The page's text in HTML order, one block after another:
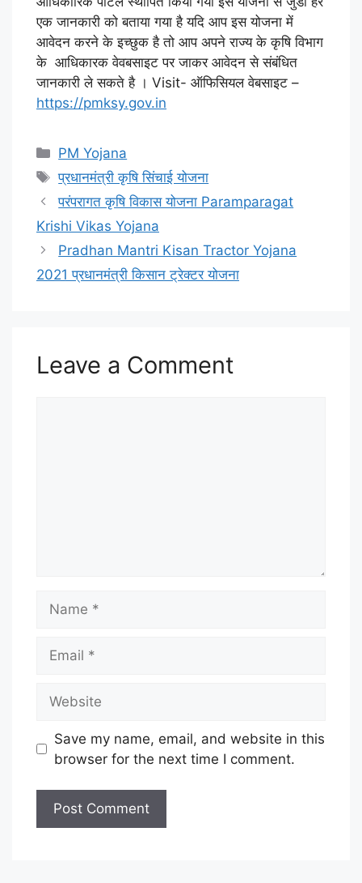
एक जानकारी को बताया गया है यदि आप इस योजना में
आवेदन करने के इच्छुक है तो आप अपने राज्य के कृषि विभाग
के आधिकारक वेवबसाइट पर जाकर आवेदन से संबंधित
जानकारी ले सकते है । Visit- ऑफिसियल वेबसाइट –
https://pmksy.gov.in
Categories
PM Yojana
Tags
प्रधानमंत्री कृषि सिंचाई योजना
परंपरागत कृषि विकास योजना Paramparagat
Krishi Vikas Yojana
Pradhan Mantri Kisan Tractor Yojana
2021 प्रधानमंत्री किसान ट्रेक्टर योजना
Leave a Comment
Save my name, email, and website in this
browser for the next time I comment.